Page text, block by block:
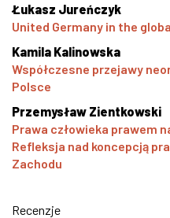
Łukasz Jureńczyk
United Germany in the
Kamila Kalinowska
Współczesne przejawy
Polsce
Przemysław Zientkowski
Prawa człowieka prawem
Refleksja nad koncepcją
Zachodu
Recenzje